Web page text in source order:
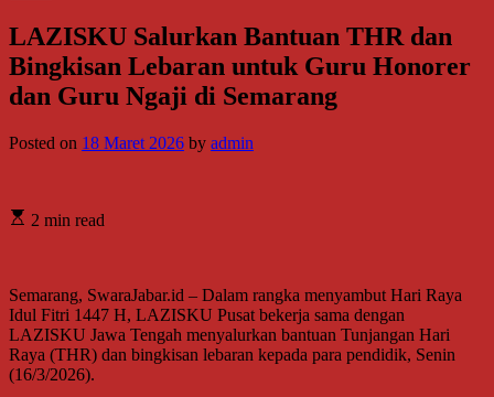
LAZISKU Salurkan Bantuan THR dan
Bingkisan Lebaran untuk Guru Honorer
dan Guru Ngaji di Semarang
Posted on 18 Maret 2026 by admin
2 min read
Semarang, SwaraJabar.id – Dalam rangka menyambut Hari Raya
Idul Fitri 1447 H, LAZISKU Pusat bekerja sama dengan
LAZISKU Jawa Tengah menyalurkan bantuan Tunjangan Hari
Raya (THR) dan bingkisan lebaran kepada para pendidik, Senin
(16/3/2026).